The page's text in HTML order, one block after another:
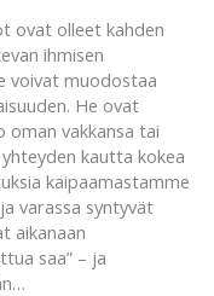
ovat olleet kahden
ihmisen
voivat muodostaa
He ovat
oman vakkansa tai
kautta kokea
kaipaamastamme
varassa syntyvät
aikanaan
saa” – ja